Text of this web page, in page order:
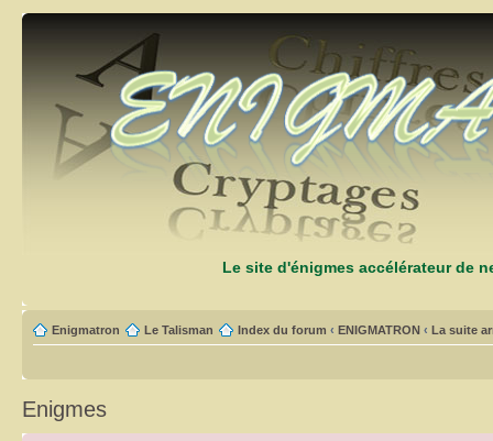
Le site d'énigmes accélérateur de
Enigmatron Le Talisman Index du forum ‹ ENIGMATRON ‹ La suite
Enigmes